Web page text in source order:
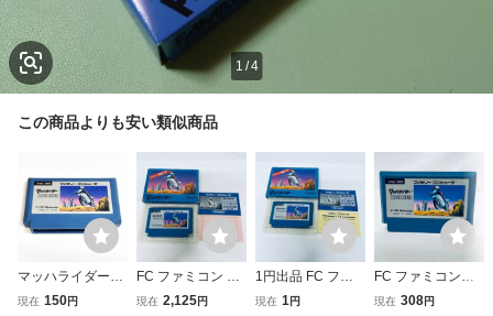
1 /4
この商品よりも安い類似商品
マッハライダー
【動作確認済】８
現在 150円
FC ファミコン マ
ッハライダー ソフ
現在 2,125円
1円出品 FC ファ
ミコン マッハライ
現在 1円
FC ファミコンソ
フト マッハライダ
現在 308円